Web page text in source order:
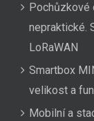
Pochůzkové
nepraktické.
LoRaWAN
Smartbox
velikost a
Mobilní a